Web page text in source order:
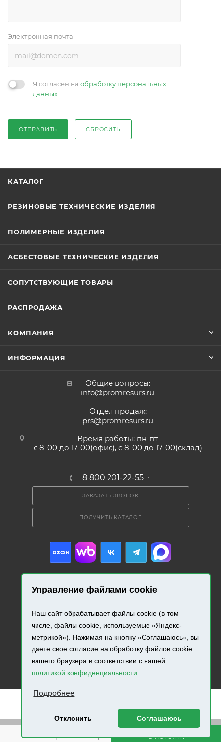
Управление файлами cookie
Наш сайт обрабатывает файлы cookie (в том
числе, файлы cookie, используемые «Яндекс-
метрикой»). Нажимая на кнопку «Соглашаюсь», вы
даете свое согласие на обработку файлов cookie
вашего браузера в соответствии с нашей
политикой конфиденциальности.
Подробнее
Отклонить Соглашаюсь
В КОРЗИНУ
Внимание! Минимальная сумма заказа составляет 500
руб.!
Электронная почта
Я согласен на обработку персональных
данных
ОТПРАВИТЬ СБРОСИТЬ
КАТАЛОГ
РЕЗИНОВЫЕ ТЕХНИЧЕСКИЕ ИЗДЕЛИЯ
ПОЛИМЕРНЫЕ ИЗДЕЛИЯ
АСБЕСТОВЫЕ ТЕХНИЧЕСКИЕ ИЗДЕЛИЯ
СОПУТСТВУЮЩИЕ ТОВАРЫ
РАСПРОДАЖА
КОМПАНИЯ
ИНФОРМАЦИЯ
Общие вопросы:
info@promresurs.ru
Отдел продаж:
prs@promresurs.ru
Время работы: пн-пт
с 8-00 до 17-00(офис), с 8-00 до 17-00(склад)
8 800 201-22-55
ЗАКАЗАТЬ ЗВОНОК
ПОЛУЧИТЬ КАТАЛОГ
2026 © «Промресурс». Все права защищены.
Разработка и продвижение сайта.